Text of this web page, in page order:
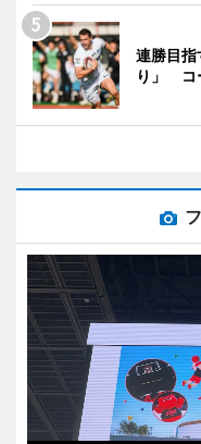
連勝目指
り」 コ